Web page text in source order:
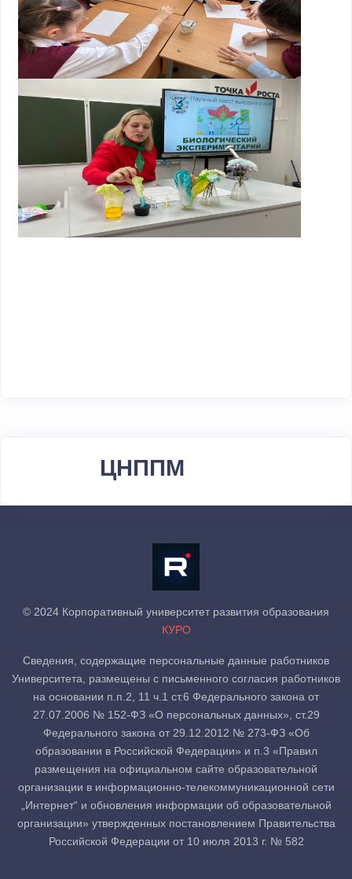
ЦНППМ
© 2024 Корпоративный университет развития образования
КУРО
Сведения, содержащие персональные данные работников
Университета, размещены с письменного согласия работников
на основании п.п.2, 11 ч.1 ст.6 Федерального закона от
27.07.2006 № 152-ФЗ «О персональных данных», ст.29
Федерального закона от 29.12.2012 № 273-ФЗ «Об
образовании в Российской Федерации» и п.3 «Правил
размещения на официальном сайте образовательной
организации в информационно-телекоммуникационной сети
„Интернет“ и обновления информации об образовательной
организации» утвержденных постановлением Правительства
Российской Федерации от 10 июля 2013 г. № 582